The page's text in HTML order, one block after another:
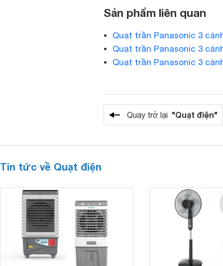
Sản phẩm liên quan
Quạt trần Panasonic 3
Quạt trần Panasonic 3
Quạt trần Panasonic 3
Quay trở lại "Quạt điện"
Tin tức về Quạt điện